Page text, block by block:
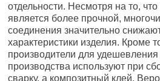
отдельности. Несмотря на то,
является более прочной,
соединения значительно
характеристики изделия. Кроме
производители для удешевления
производства используют при
сварку, а композитный клей.